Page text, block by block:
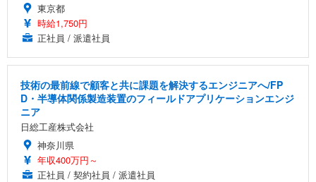
東京都
時給1,750円
正社員 / 派遣社員
技術の最前線で顧客と共に課題を解決するエンジニアへ/FP
D・半導体関係製造装置のフィールドアプリケーションエンジ
ニア
日総工産株式会社
神奈川県
年収400万円～
正社員 / 契約社員 / 派遣社員